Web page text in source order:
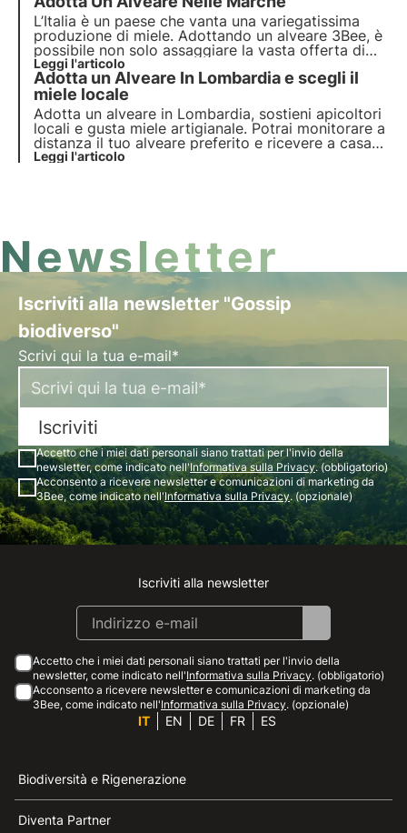
remoto e ricevere il miele da te scelto.
L’Italia è un paese che vanta una variegatissima
produzione di miele. Adottando un alveare 3Bee, è
possibile non solo assaggiare la vasta offerta di
mieli che il nostro Bel Paese ci offre, ma si può
anche sostenere una realtà apistica locale e le sue
api. Oggi scopriamo la dolcezza delle Marche!
Leggi l'articolo
Adotta un Alveare In Lombardia e scegli il
miele locale
Adotta un alveare in Lombardia, sostieni apicoltori
locali e gusta miele artigianale. Potrai monitorare a
distanza il tuo alveare preferito e ricevere a casa
tua il preziosissimo miele prodotto dalle “tue api”
Leggi l'articolo
Newsletter
Iscriviti alla newsletter "Gossip
biodiverso"
Scrivi qui la tua e-mail*
Iscriviti
Accetto che i miei dati personali siano trattati per l'invio della
newsletter, come indicato nell'Informativa sulla Privacy. (obbligatorio)
Acconsento a ricevere newsletter e comunicazioni di marketing da
3Bee, come indicato nell'Informativa sulla Privacy. (opzionale)
Instagram
Facebook
Linkedin
Youtube
Iscriviti alla newsletter
Accetto che i miei dati personali siano trattati per l'invio della
newsletter, come indicato nell'Informativa sulla Privacy. (obbligatorio)
Acconsento a ricevere newsletter e comunicazioni di marketing da
3Bee, come indicato nell'Informativa sulla Privacy. (opzionale)
IT EN DE FR ES
Biodiversità e Rigenerazione
Diventa Partner